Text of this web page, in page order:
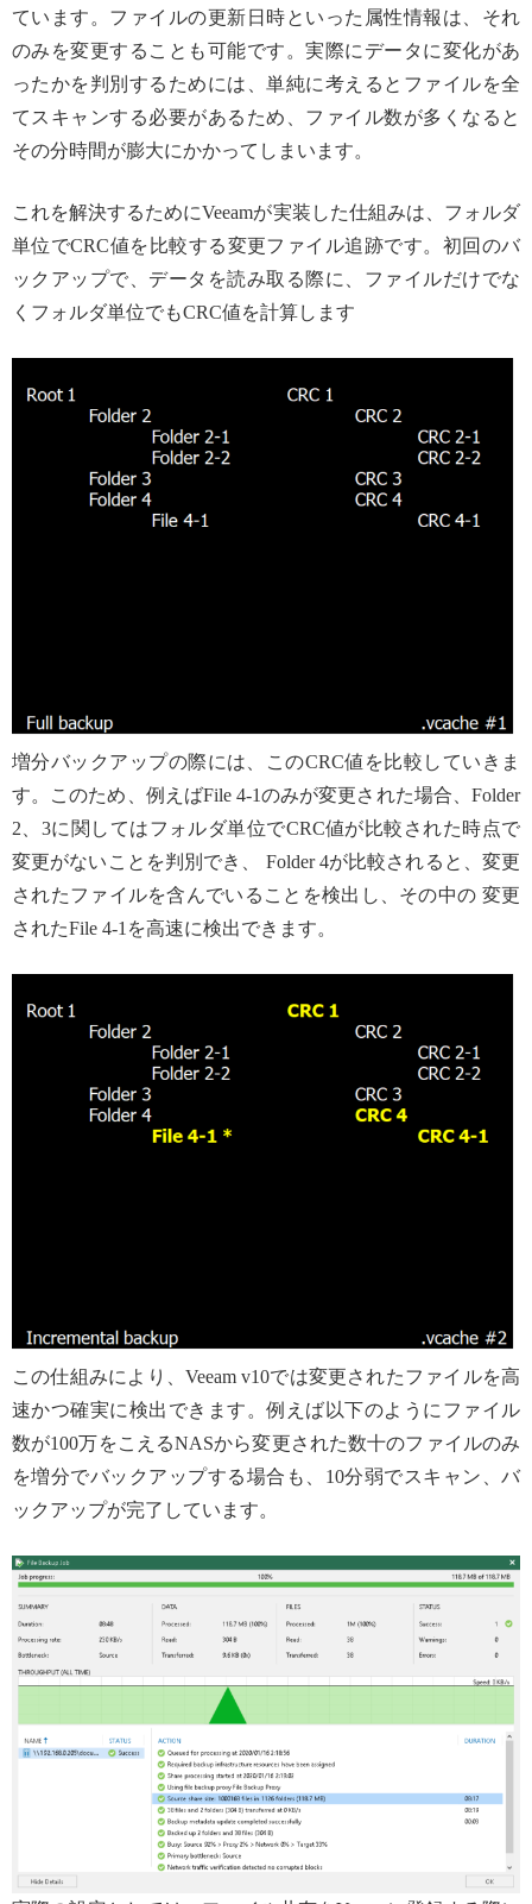
ています。ファイルの更新日時といった属性情報は、それ
のみを変更することも可能です。実際にデータに変化があ
ったかを判別するためには、単純に考えるとファイルを全
てスキャンする必要があるため、ファイル数が多くなると
その分時間が膨大にかかってしまいます。
これを解決するためにVeeamが実装した仕組みは、フォルダ
単位でCRC値を比較する変更ファイル追跡です。初回のバ
ックアップで、データを読み取る際に、ファイルだけでな
くフォルダ単位でもCRC値を計算します
増分バックアップの際には、このCRC値を比較していきま
す。このため、例えばFile 4-1のみが変更された場合、Folder
2、3に関してはフォルダ単位でCRC値が比較された時点で
変更がないことを判別でき、 Folder 4が比較されると、変更
されたファイルを含んでいることを検出し、その中の 変更
されたFile 4-1を高速に検出できます。
この仕組みにより、Veeam v10では変更されたファイルを高
速かつ確実に検出できます。例えば以下のようにファイル
数が100万をこえるNASから変更された数十のファイルのみ
を増分でバックアップする場合も、10分弱でスキャン、バ
ックアップが完了しています。